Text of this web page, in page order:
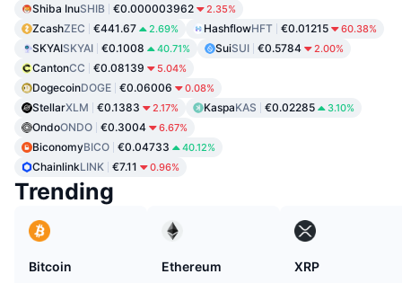
Shiba InuSHIB €0.000003962 2.35%
ZcashZEC €441.67 2.69% HashflowHFT €0.01215 60.38%
SKYAISKYAI €0.1008 40.71% SuiSUI €0.5784 2.00%
CantonCC €0.08139 5.04%
DogecoinDOGE €0.06006 0.08%
StellarXLM €0.1383 2.17% KaspaKAS €0.02285 3.10%
OndoONDO €0.3004 6.67%
BiconomyBICO €0.04733 40.12%
ChainlinkLINK €7.11 0.96%
Trending
Bitcoin
Ethereum
XRP